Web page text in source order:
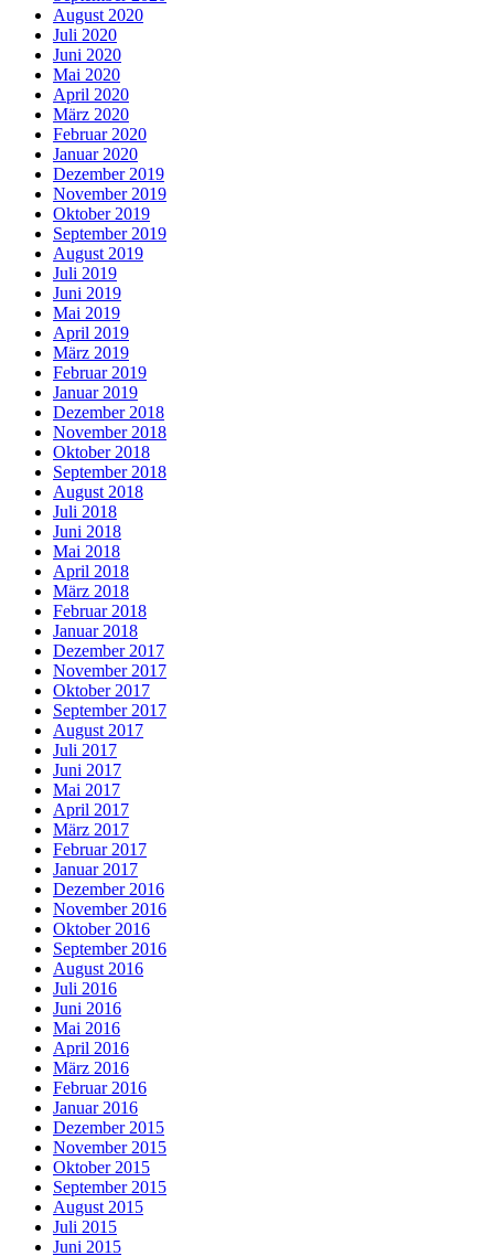
August 2020
Juli 2020
Juni 2020
Mai 2020
April 2020
März 2020
Februar 2020
Januar 2020
Dezember 2019
November 2019
Oktober 2019
September 2019
August 2019
Juli 2019
Juni 2019
Mai 2019
April 2019
März 2019
Februar 2019
Januar 2019
Dezember 2018
November 2018
Oktober 2018
September 2018
August 2018
Juli 2018
Juni 2018
Mai 2018
April 2018
März 2018
Februar 2018
Januar 2018
Dezember 2017
November 2017
Oktober 2017
September 2017
August 2017
Juli 2017
Juni 2017
Mai 2017
April 2017
März 2017
Februar 2017
Januar 2017
Dezember 2016
November 2016
Oktober 2016
September 2016
August 2016
Juli 2016
Juni 2016
Mai 2016
April 2016
März 2016
Februar 2016
Januar 2016
Dezember 2015
November 2015
Oktober 2015
September 2015
August 2015
Juli 2015
Juni 2015